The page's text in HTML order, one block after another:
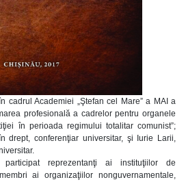
cadrul Academiei „Ştefan cel Mare” a MAI a
profesională a cadrelor pentru organele
în perioada regimului totalitar comunist”;
drept, conferenţiar universitar, şi Iurie Larii,
reprezentanţi ai instituţiilor de
ai organizaţiilor nonguvernamentale,